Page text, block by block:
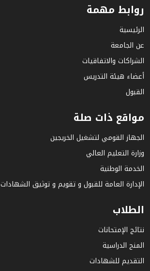
روابط مهمة
الرئيسية
عن الجامعة
الشراكات والاتفاقيات
أعضاء هيئة التدريس
القبول
مواقع ذات صلة
الجهاز القومي لتشغيل الخريجين
وزارة التعليم العالي
الخدمة الوطنية
الإدارة العامة للقبول و تقويم و توثيق الشهادات
الطلاب
نتائج الإمتحانات
المنح الدراسية
التقديم للشهادات